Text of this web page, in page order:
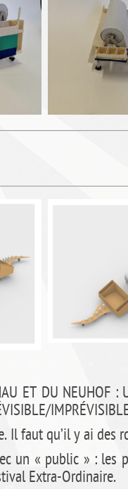
ET DU NEUHOF :
Il faut qu’il y ai des
un « public » : les
Extra-Ordinaire.